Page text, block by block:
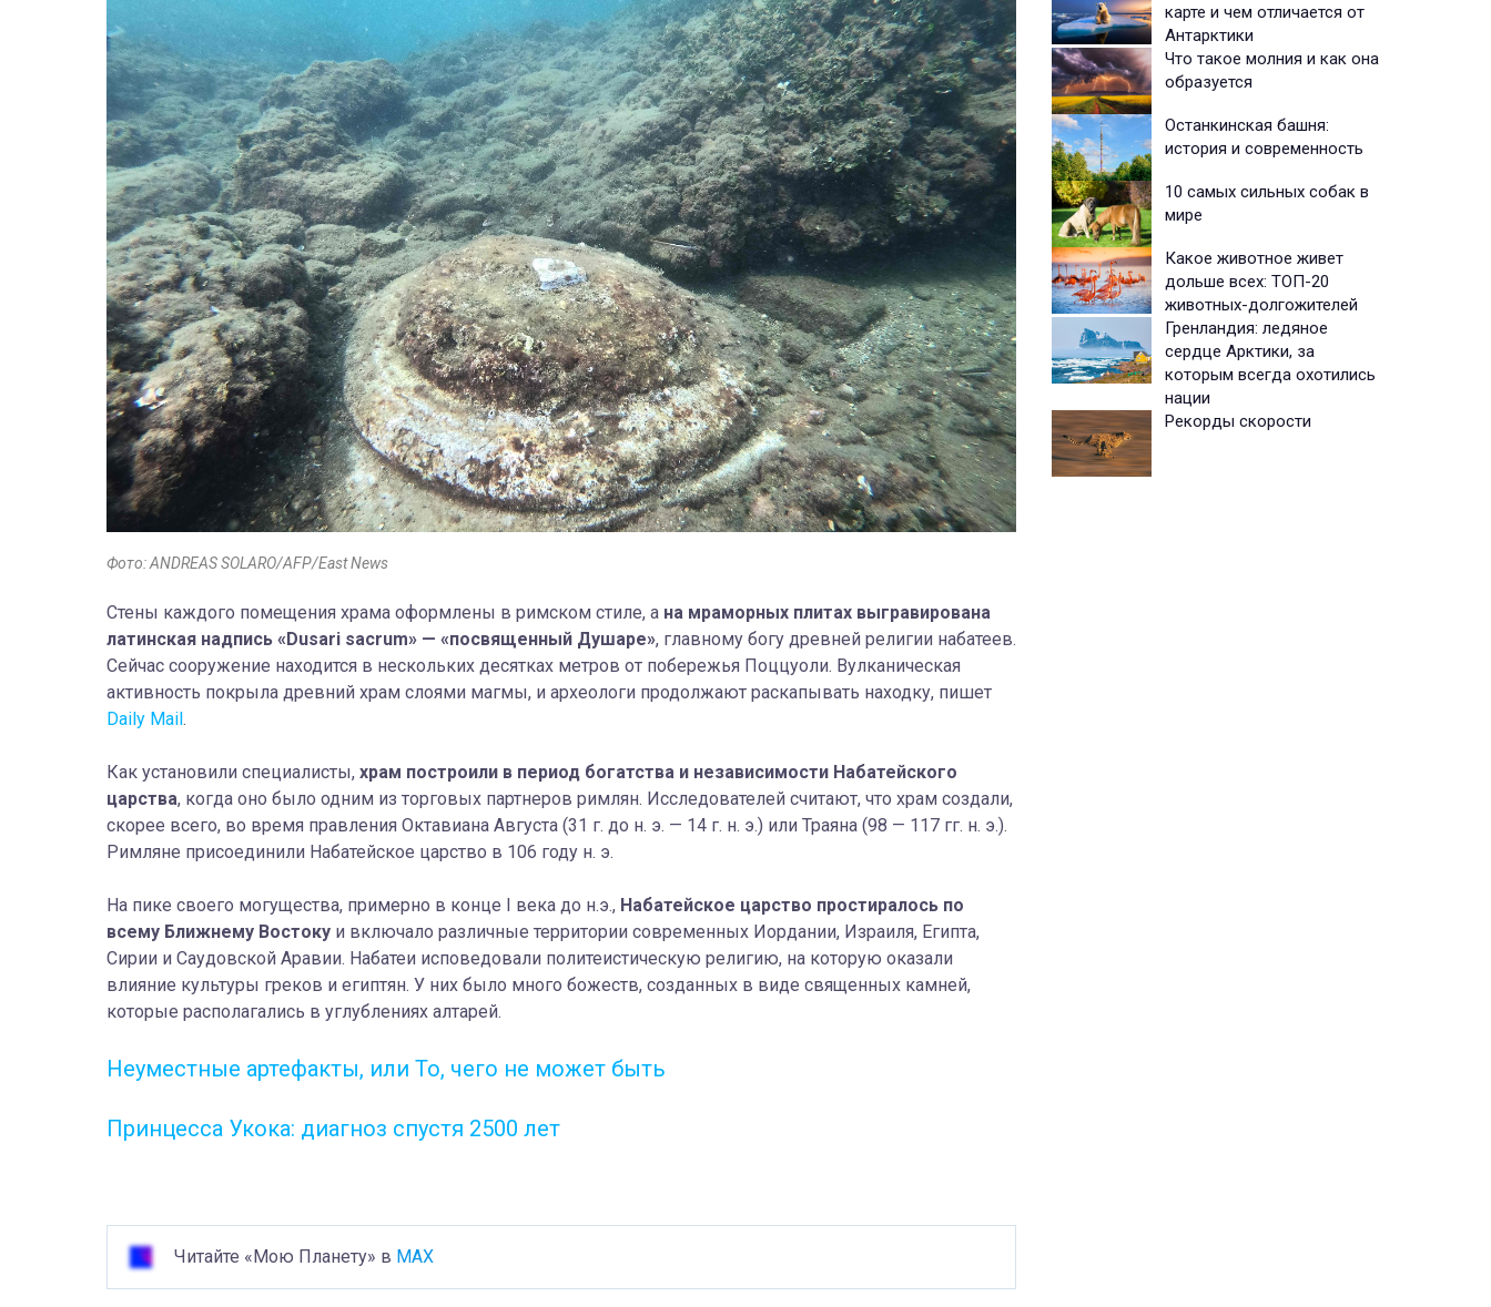
Фото: ANDREAS SOLARO/AFP/East News
Стены каждого помещения храма оформлены в римском стиле, а на мраморных плитах выгравирована
латинская надпись «Dusari sacrum» — «посвященный Душаре», главному богу древней религии набатеев.
Сейчас сооружение находится в нескольких десятках метров от побережья Поццуоли. Вулканическая
активность покрыла древний храм слоями магмы, и археологи продолжают раскапывать находку, пишет
Daily Mail.
Как установили специалисты, храм построили в период богатства и независимости Набатейского
царства, когда оно было одним из торговых партнеров римлян. Исследователей считают, что храм создали,
скорее всего, во время правления Октавиана Августа (31 г. до н. э. — 14 г. н. э.) или Траяна (98 — 117 гг. н. э.).
Римляне присоединили Набатейское царство в 106 году н. э.
На пике своего могущества, примерно в конце I века до н.э., Набатейское царство простиралось по
всему Ближнему Востоку и включало различные территории современных Иордании, Израиля, Египта,
Сирии и Саудовской Аравии. Набатеи исповедовали политеистическую религию, на которую оказали
влияние культуры греков и египтян. У них было много божеств, созданных в виде священных камней,
которые располагались в углублениях алтарей.
Неуместные артефакты, или То, чего не может быть
Принцесса Укока: диагноз спустя 2500 лет
Читайте «Мою Планету» в MAX
карте и чем отличается от
Антарктики
Что такое молния и как она
образуется
Останкинская башня:
история и современность
10 самых сильных собак в
мире
Какое животное живет
дольше всех: ТОП-20
животных-долгожителей
Гренландия: ледяное
сердце Арктики, за
которым всегда охотились
нации
Рекорды скорости